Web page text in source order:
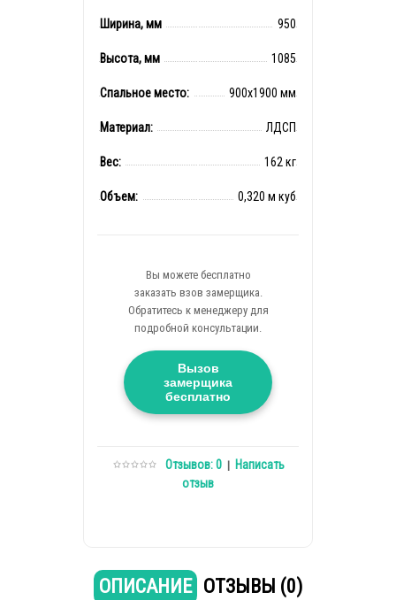
Ширина, мм 950
Высота, мм 1085
Спальное место: 900x1900 мм
Материал: ЛДСП
Вес: 162 кг
Объем: 0,320 м куб
Вы можете бесплатно
заказать взов замерщика.
Обратитесь к менеджеру для
подробной консультации.
Вызов
замерщика
бесплатно
Отзывов: 0| Написать
отзыв
ОПИСАНИЕ ОТЗЫВЫ (0)